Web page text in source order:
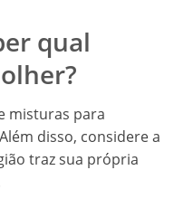
qual
misturas para
disso, considere a
traz sua própria